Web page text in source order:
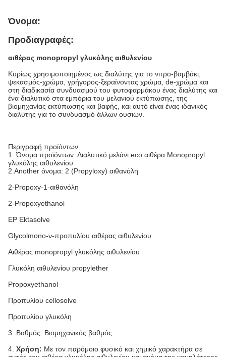
Όνομα:
Προδιαγραφές:
αιθέρας monopropyl γλυκόλης αιθυλενίου
Κυρίως χρησιμοποιημένος ως διαλύτης για το νιτρο-βαμβάκι,
ψεκασμός-χρώμα, γρήγορος-ξεραίνοντας χρώμα, de-χρώμα και
στη διαδικασία συνδυασμού του φυτοφαρμάκου ένας διαλύτης και
ένα διαλυτικό στα εμπόρια του μελανιού εκτύπωσης, της
βιομηχανίας εκτύπωσης και βαφής, και αυτό είναι ένας ιδανικός
διαλύτης για το συνδυασμό άλλων ουσιών.
Περιγραφή προϊόντων
1. Όνομα προϊόντων: Διαλυτικό μελάνι eco αιθέρα Monopropyl
γλυκόλης αιθυλενίου
2.Another όνομα: 2 (Propyloxy) αιθανόλη
2-Propoxy-1-αιθανόλη
2-Propoxyethanol
EP Ektasolve
Glycolmono-ν-προπυλίου αιθέρας αιθυλενίου
Αιθέρας monopropyl γλυκόλης αιθυλενίου
Γλυκόλη αιθυλενίου propylether
Propoxyethanol
Προπυλίου cellosolve
Προπυλίου γλυκόλη
3. Βαθμός: Βιομηχανικός βαθμός
4. Χρήση: Με τον παρόμοιο φυσικό και χημικό χαρακτήρα σε